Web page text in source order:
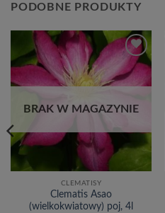
PODOBNE PRODUKTY
Dodaj
do
listy
BRAK W MAGAZYNIE
CLEMATISY
Clematis Asao
(wielkokwiatowy) poj, 4l